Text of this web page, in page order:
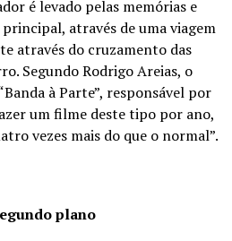
é levado pelas memórias e
através de uma viagem
através do cruzamento das
Segundo Rodrigo Areias, o
à Parte”, responsável por
um filme deste tipo por ano,
vezes mais do que o normal”.
plano